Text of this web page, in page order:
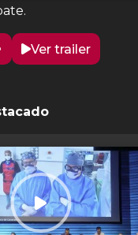
Ver trailer